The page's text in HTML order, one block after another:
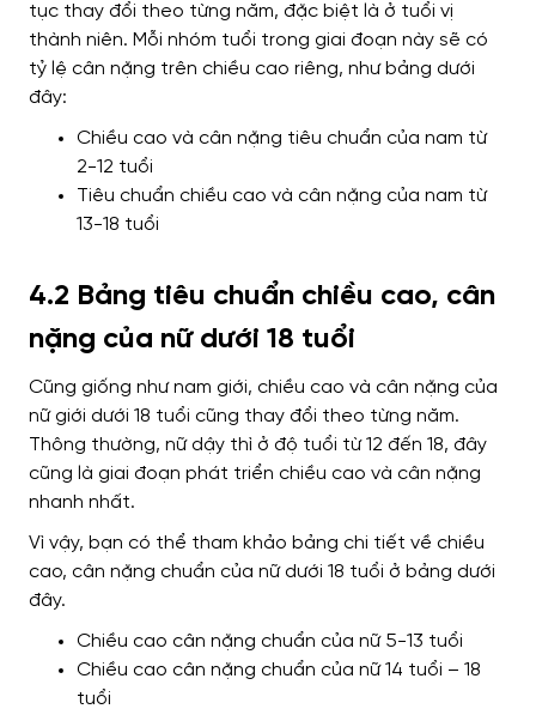
tục thay đổi theo từng năm, đặc biệt là ở tuổi vị
thành niên. Mỗi nhóm tuổi trong giai đoạn này sẽ có
tỷ lệ cân nặng trên chiều cao riêng, như bảng dưới
đây:
Chiều cao và cân nặng tiêu chuẩn của nam từ
2-12 tuổi
Tiêu chuẩn chiều cao và cân nặng của nam từ
13-18 tuổi
4.2 Bảng tiêu chuẩn chiều cao, cân
nặng của nữ dưới 18 tuổi
Cũng giống như nam giới, chiều cao và cân nặng của
nữ giới dưới 18 tuổi cũng thay đổi theo từng năm.
Thông thường, nữ dậy thì ở độ tuổi từ 12 đến 18, đây
cũng là giai đoạn phát triển chiều cao và cân nặng
nhanh nhất.
Vì vậy, bạn có thể tham khảo bảng chi tiết về chiều
cao, cân nặng chuẩn của nữ dưới 18 tuổi ở bảng dưới
đây.
Chiều cao cân nặng chuẩn của nữ 5-13 tuổi
Chiều cao cân nặng chuẩn của nữ 14 tuổi – 18
tuổi